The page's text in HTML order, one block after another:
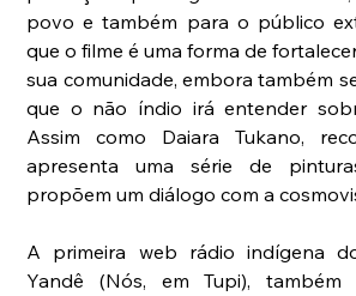
povo e também para o público
que o filme é uma forma de
sua comunidade, embora também
que o não índio irá entender
Assim como Daiara Tukano,
apresenta uma série de
propõem um diálogo com a
A primeira web rádio indígena
Yandê (Nós, em Tupi), também